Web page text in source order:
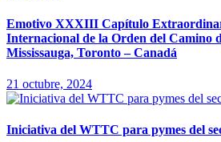
Emotivo XXXIII Capítulo
Internacional de la Orden del Camino
Mississauga, Toronto – Canadá
21 octubre, 2024
Iniciativa del WTTC para pymes del